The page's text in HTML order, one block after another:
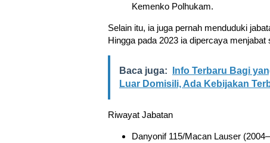
Kemenko Polhukam.
Selain itu, ia juga pernah menduduki
Hingga pada 2023 ia dipercaya
Baca juga:
Info Terbaru Bagi
Luar Domisili, Ada Kebijakan
Riwayat Jabatan
Danyonif 115/Macan Lauser